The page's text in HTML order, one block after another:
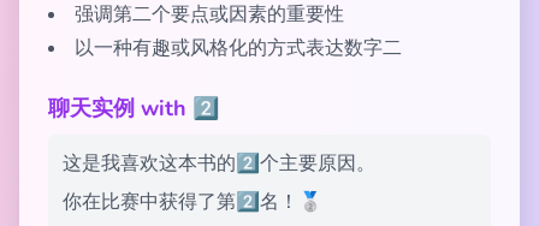
强调第二个要点或因素的重要性
以一种有趣或风格化的方式表达数字二
聊天实例 with 2️⃣
这是我喜欢这本书的2️⃣个主要原因。
你在比赛中获得了第2️⃣名！🥈